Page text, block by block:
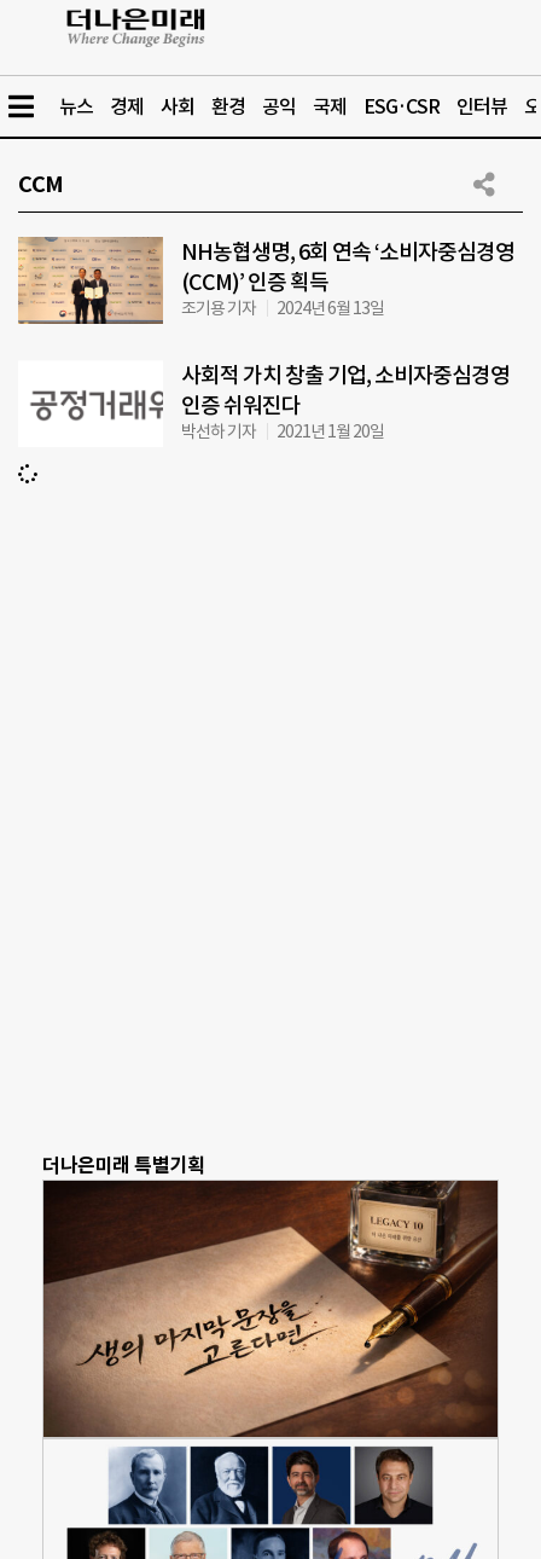
뉴스 경제 사회 환경 공익 국제 ESG·CSR 인터뷰
CCM
NH농협생명, 6회 연속 ‘소비자중심경영
(CCM)’ 인증 획득
조기용 기자 2024년 6월 13일
사회적 가치 창출 기업, 소비자중심경영
인증 쉬워진다
박선하 기자 2021년 1월 20일
더나은미래 특별기획